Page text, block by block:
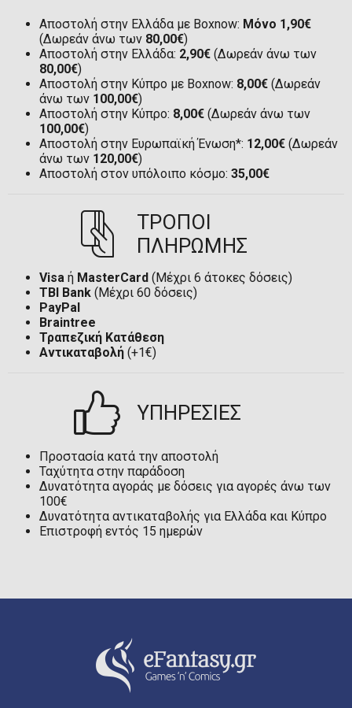
Αποστολή στην Ελλάδα με Boxnow: Μόνο 1,90€
(Δωρεάν άνω των 80,00€)
Αποστολή στην Ελλάδα: 2,90€ (Δωρεάν άνω των
80,00€)
Αποστολή στην Κύπρο με Boxnow: 8,00€ (Δωρεάν
άνω των 100,00€)
Αποστολή στην Κύπρο: 8,00€ (Δωρεάν άνω των
100,00€)
Αποστολή στην Ευρωπαϊκή Ένωση*: 12,00€ (Δωρεάν
άνω των 120,00€)
Αποστολή στον υπόλοιπο κόσμο: 35,00€
ΤΡΟΠΟΙ
ΠΛΗΡΩΜΗΣ
Visa ή MasterCard (Μέχρι 6 άτοκες δόσεις)
TBI Bank (Μέχρι 60 δόσεις)
PayPal
Braintree
Τραπεζική Κατάθεση
Αντικαταβολή (+1€)
ΥΠΗΡΕΣΙΕΣ
Προστασία κατά την αποστολή
Ταχύτητα στην παράδοση
Δυνατότητα αγοράς με δόσεις για αγορές άνω των
100€
Δυνατότητα αντικαταβολής για Ελλάδα και Κύπρο
Επιστροφή εντός 15 ημερών